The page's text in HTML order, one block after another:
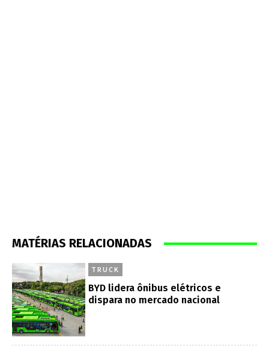
MATÉRIAS RELACIONADAS
TRUCK
BYD lidera ônibus elétricos e
dispara no mercado nacional